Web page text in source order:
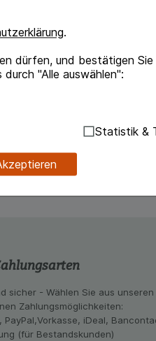
.
dürfen, und bestätigen Sie
"Alle auswählen":
für die Grundfunktionen
oder unsere Seite an
die Art und Weise der
weiter für Sie optimieren
Dritte wie z.B. Google oder
Statistik &
und
sicher - Wählen Sie aus unseren
Zahlungsmöglichkeiten:
PayPal,Vorkasse, iDeal,
(für Bestandskunden)